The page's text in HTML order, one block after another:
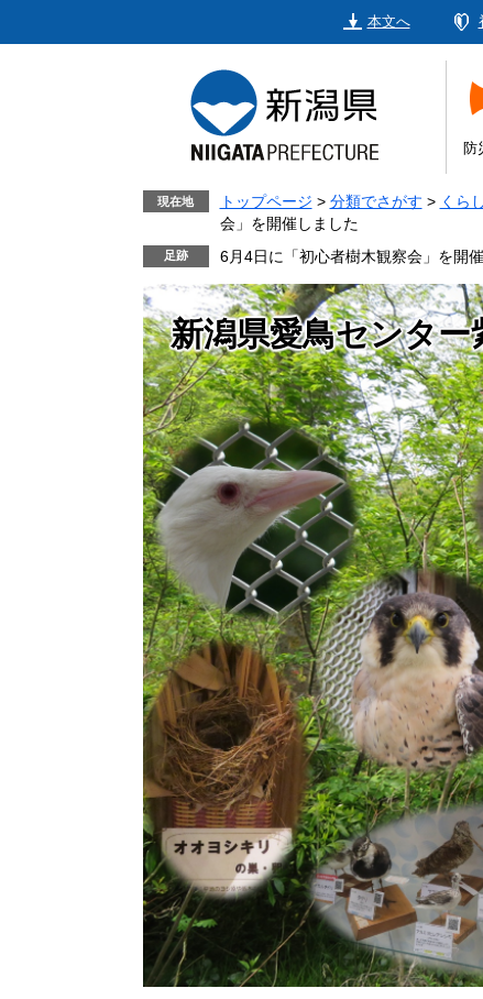
本文へ
防
現在地 トップページ > 分類でさがす > くら
会」を開催しました
6月4日に「初心者樹木観察会」を開
新潟県愛鳥センタ